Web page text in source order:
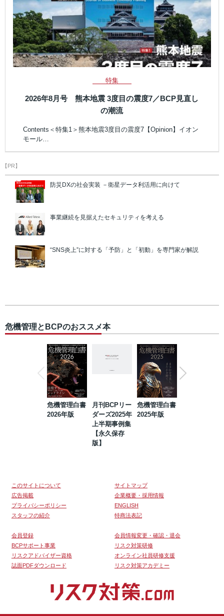
特集
2026年8月号 熊本地震 3度目の震度7／BCP見直し
の潮流
Contents＜特集1＞熊本地震3度目の震度7【Opinion】イオン
モール…
【PR】
防災DXの社会実装 －衛星データ利活用に向けて
事業継続を見据えたセキュリティを考える
“SNS炎上”に対する「予防」と「初動」を専門家が解説
危機管理とBCPのおススメ本
危機管理白書
2026年版
月刊BCPリー
ダーズ2025年
上半期事例集
【永久保存
版】
危機管理白書
2025年版
このサイトについて
サイトマップ
広告掲載
企業概要・採用情報
プライバシーポリシー
ENGLISH
スタッフの紹介
特商法表記
会員登録
会員情報変更・確認・退会
BCPサポート事業
リスク対策研修
リスクアドバイザー資格
オンライン社員研修支援
誌面PDFダウンロード
リスク対策アカデミー